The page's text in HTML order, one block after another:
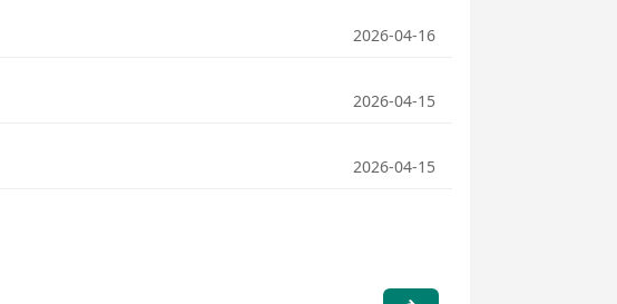
2026-04-16
2026-04-15
2026-04-15